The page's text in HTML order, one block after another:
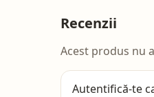
Recenzii
Acest produs nu
Autentifică-te